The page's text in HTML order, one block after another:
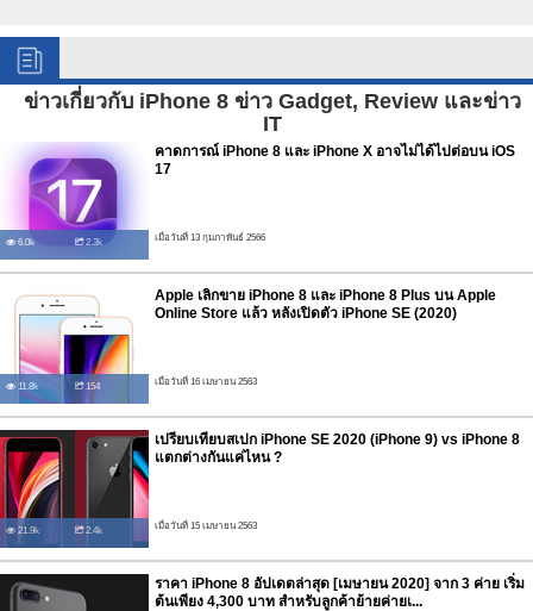
ข่าวเกี่ยวกับ iPhone 8 ข่าว Gadget, Review และข่าว
IT
6.0k 2.3k
คาดการณ์ iPhone 8 และ iPhone X อาจไม่ได้ไปต่อบน iOS
17
เมื่อวันที่ 13 กุมภาพันธ์ 2566
11.8k 154
Apple เลิกขาย iPhone 8 และ iPhone 8 Plus บน Apple
Online Store แล้ว หลังเปิดตัว iPhone SE (2020)
เมื่อวันที่ 16 เมษายน 2563
21.9k 2.4k
เปรียบเทียบสเปก iPhone SE 2020 (iPhone 9) vs iPhone 8
แตกต่างกันแค่ไหน ?
เมื่อวันที่ 15 เมษายน 2563
ราคา iPhone 8 อัปเดตล่าสุด [เมษายน 2020] จาก 3 ค่าย เริ่ม
ต้นเพียง 4,300 บาท สำหรับลูกค้าย้ายค่ายเ...